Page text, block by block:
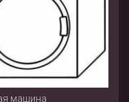
машина